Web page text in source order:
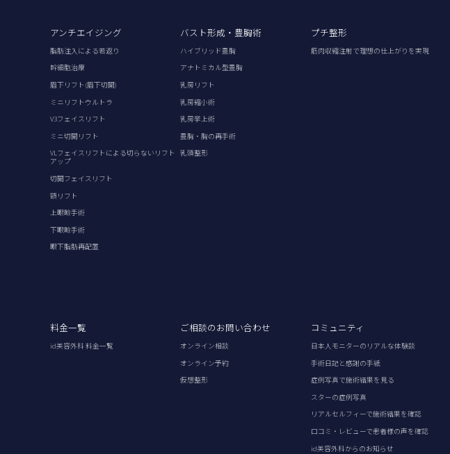
アンチエイジング
脂肪注入による若返り
幹細胞治療
眉下リフト(眉下切開)
ミニリフトウルトラ
V3フェイスリフト
ミニ切開リフト
VLフェイスリフトによる切らないリフト
アップ
切開フェイスリフト
額リフト
上眼瞼手術
下眼瞼手術
眼下脂肪再配置
バスト形成・豊胸術
ハイブリッド豊胸
アナトミカル型豊胸
乳房リフト
乳房縮小術
乳房挙上術
豊胸・胸の再手術
乳頭整形
プチ整形
筋肉収縮注射で理想の仕上がりを実現
料金一覧
id美容外科 料金一覧
ご相談のお問い合わせ
オンライン相談
オンライン予約
仮想整形
コミュニティ
日本人モニターのリアルな体験談
手術日記と感謝の手紙
症例写真で施術結果を見る
スターの症例写真
リアルセルフィーで施術結果を確認
口コミ・レビューで患者様の声を確認
id美容外科からのお知らせ